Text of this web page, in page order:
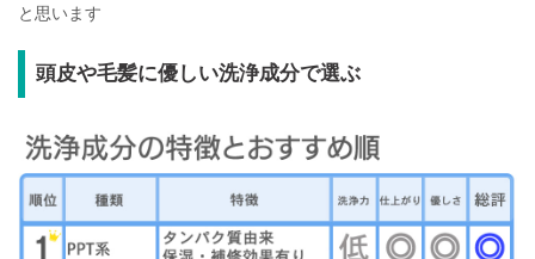
と思います
頭皮や毛髪に優しい洗浄成分で選ぶ